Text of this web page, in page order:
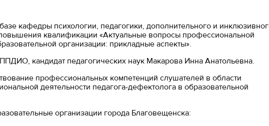
кафедры психологии, педагогики, дополнительного и
квалификации «Актуальные вопросы профессиональной
организации: прикладные аспекты».
кандидат педагогических наук Макарова Инна Анатольевна.
профессиональных компетенций слушателей в области
деятельности педагога-дефектолога в образовательной
организации города Благовещенска: